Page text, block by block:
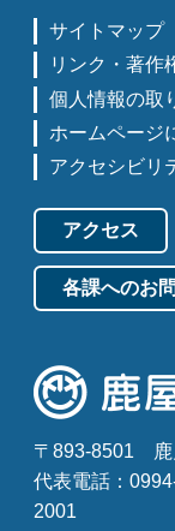
サイトマップ
リンク・著作
個人情報の取
ホームページ
アクセシビリ
アクセス
各課へのお
〒893-8501
代表電話：
2001